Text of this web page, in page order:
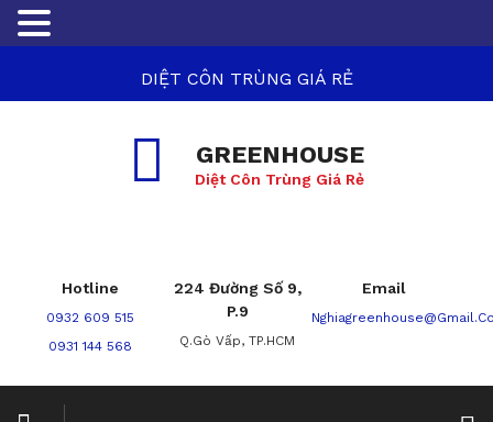
DIỆT CÔN TRÙNG GIÁ RẺ
GREENHOUSE
Diệt Côn Trùng Giá Rẻ
Hotline
0932 609 515
0931 144 568
224 Đường Số 9,
P.9
Q.Gò Vấp, TP.HCM
Email